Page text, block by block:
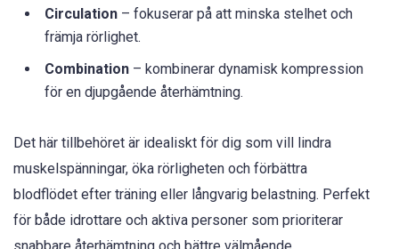
Circulation – fokuserar på att minska stelhet och
främja rörlighet.
Combination – kombinerar dynamisk kompression
för en djupgående återhämtning.
Det här tillbehöret är idealiskt för dig som vill lindra
muskelspänningar, öka rörligheten och förbättra
blodflödet efter träning eller långvarig belastning. Perfekt
för både idrottare och aktiva personer som prioriterar
snabbare återhämtning och bättre välmående.